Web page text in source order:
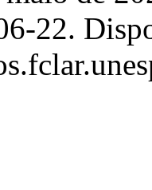
22.